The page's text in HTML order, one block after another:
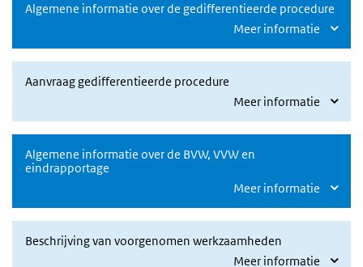
Algemene informatie over de gedifferentieerde procedure
Meer informatie
Aanvraag gedifferentieerde procedure
Meer informatie
Algemene informatie over de BVW, VVW en
eindrapportage
Meer informatie
Beschrijving van voorgenomen werkzaamheden
Meer informatie